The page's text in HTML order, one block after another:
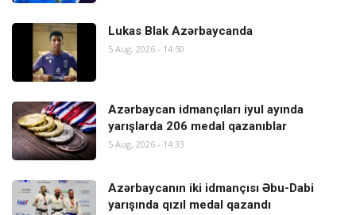
Lukas Blak Azərbaycanda
5 Aug, 2026 - 14:50
Azərbaycan idmançıları iyul ayında
yarışlarda 206 medal qazanıblar
5 Aug, 2026 - 14:33
Azərbaycanın iki idmançısı Əbu-Dabi
yarışında qızıl medal qazandı